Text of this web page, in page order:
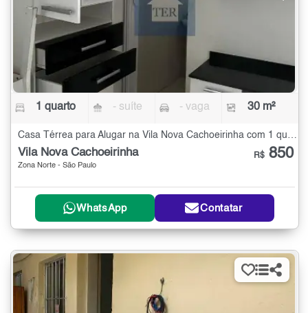
1 quarto - suíte - vaga 30 m²
Casa Térrea para Alugar na Vila Nova Cachoeirinha com 1 quarto - 30 m²
Vila Nova Cachoeirinha
Zona Norte - São Paulo
R$ 850
WhatsApp Contatar